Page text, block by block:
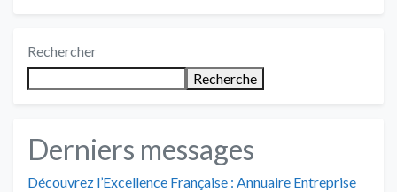
Rechercher
Recherche
Derniers messages
Découvrez l’Excellence Française : Annuaire Entreprise